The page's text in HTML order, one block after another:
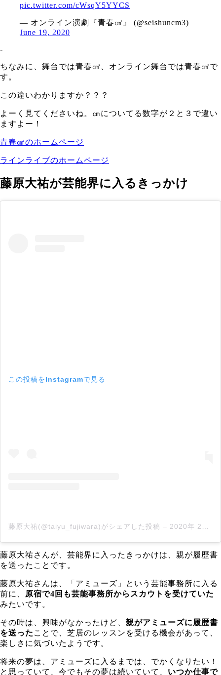
pic.twitter.com/cWsqY5YYCS
— オンライン演劇『青春㎠』 (@seishuncm3)
June 19, 2020
‐
ちなみに、舞台では青春㎤、オンライン舞台では青春㎠で
す。
この違いわかりますか？？？
よーく見てくださいね。㎝についてる数字が２と３で違い
ますよー！
青春㎤のホームページ
ラインライブのホームページ
藤原大祐が芸能界に入るきっかけ
この投稿をInstagramで見る
藤原大祐(@taiyu_fujiwara)がシェアした投稿 – 2020年 2月月28日午前3時02分PST
藤原大祐さんが、芸能界に入ったきっかけは、親が履歴書
を送ったことです。
藤原大祐さんは、「アミューズ」という芸能事務所に入る
前に、
原宿で4回も芸能事務所からスカウトを受けていた
みたいです。
その時は、興味がなかったけど、 親がアミューズに履歴書
を送った ことで、芝居のレッスンを受ける機会があって、
楽しさに気づいたようです。
将来の夢は、アミューズに入るまでは、でかくなりたい！
と思っていて、今でもその夢は続いていて、 いつか仕事で